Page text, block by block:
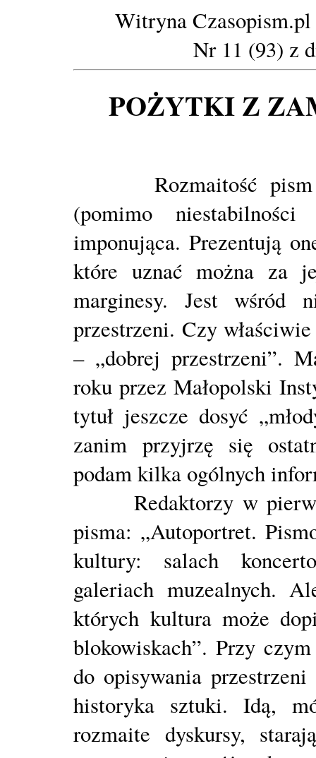
Witryna
Nr 11 (93) z
POŻYTKI Z
Rozmaitość pism
(pomimo
imponująca. Prezentują
które uznać można za
marginesy. Jest wśród
przestrzeni. Czy
– „dobrej przestrzeni”.
roku przez Małopolski
tytuł jeszcze dosyć
zanim przyjrzę się
podam kilka ogólnych
Redaktorzy w
pisma: „Autoportret.
kultury: salach
galeriach muzealnych.
których kultura może
blokowiskach”. Przy
do opisywania
historyka sztuki. Idą,
rozmaite dyskursy,